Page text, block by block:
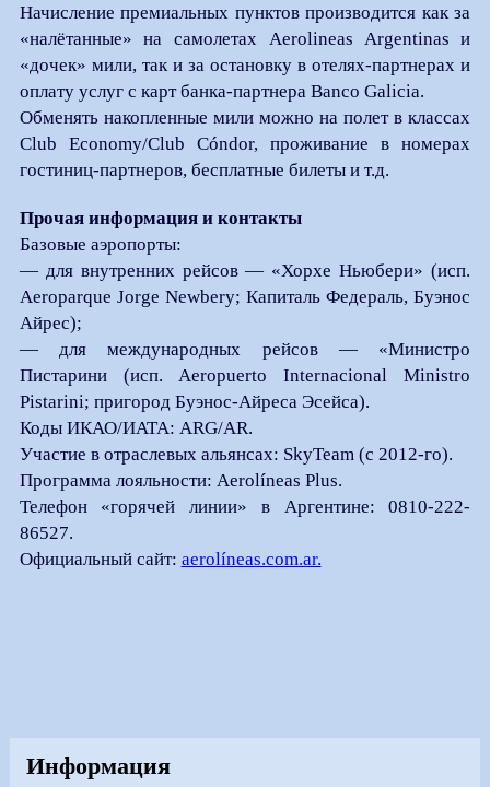
Начисление премиальных пунктов производится как за
«налётанные» на самолетах Aerolineas Argentinas и
«дочек» мили, так и за остановку в отелях-партнерах и
оплату услуг с карт банка-партнера Banco Galicia.
Обменять накопленные мили можно на полет в классах
Club Economy/Club Cóndor, проживание в номерах
гостиниц-партнеров, бесплатные билеты и т.д.
Прочая информация и контакты
Базовые аэропорты:
— для внутренних рейсов — «Хорхе Ньюбери» (исп.
Aeroparque Jorge Newbery; Капиталь Федераль, Буэнос
Айрес);
— для международных рейсов — «Министро
Пистарини (исп. Aeropuerto Internacional Ministro
Pistarini; пригород Буэнос-Айреса Эсейса).
Коды ИКАО/ИАТА: ARG/AR.
Участие в отраслевых альянсах: SkyTeam (с 2012-го).
Программа лояльности: Aerolíneas Plus.
Телефон «горячей линии» в Аргентине: 0810-222-
86527.
Официальный сайт: aerolíneas.com.ar.
Информация